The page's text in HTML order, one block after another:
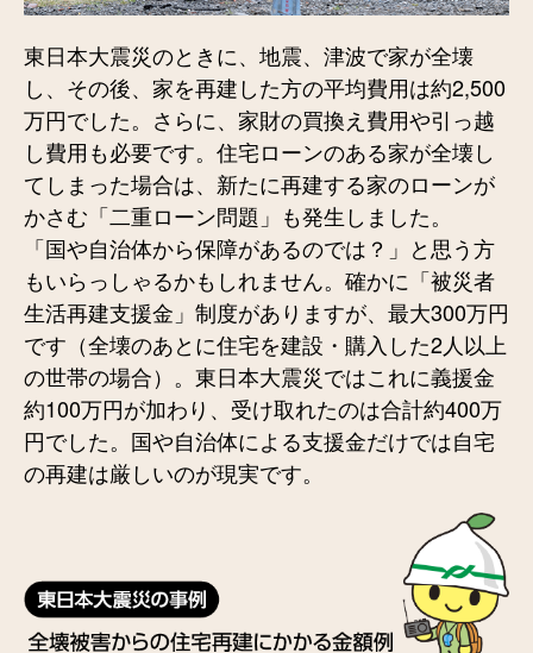
東日本大震災のときに、地震、津波で家が全壊
し、その後、家を再建した方の平均費用は約2,500
万円でした。さらに、家財の買換え費用や引っ越
し費用も必要です。住宅ローンのある家が全壊し
てしまった場合は、新たに再建する家のローンが
かさむ「二重ローン問題」も発生しました。
「国や自治体から保障があるのでは？」と思う方
もいらっしゃるかもしれません。確かに「被災者
生活再建支援金」制度がありますが、最大300万円
です（全壊のあとに住宅を建設・購入した2人以上
の世帯の場合）。東日本大震災ではこれに義援金
約100万円が加わり、受け取れたのは合計約400万
円でした。国や自治体による支援金だけでは自宅
の再建は厳しいのが現実です。